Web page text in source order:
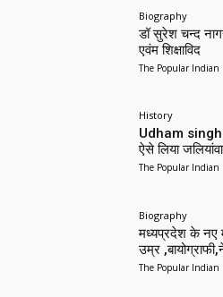
Biography
डॉ सुरेश चन्द
एवंम शिक्षाविद
The Popular Indian
History
Udham singh :
ऐसे लिया
The Popular Indian
Biography
मध्यप्रदेश के नए
उम्र
The Popular Indian